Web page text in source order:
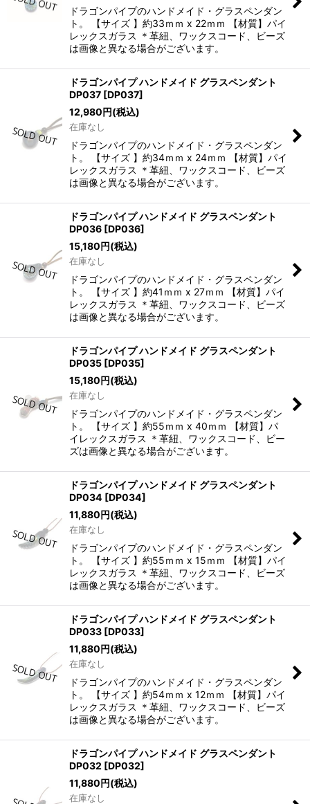
ドラゴンパイプのハンドメイド・グラスペンダン
ト。 【サイズ 】約33ｍｍ x 22ｍｍ 【材質】パイ
レックスガラス ＊革紐、ワックスコード、ビーズ
は画像と異なる場合がございます。
ドラゴンパイプ ハンドメイド グラスペンダント
DP037 [DP037]
12,980円(税込)
在庫なし
ドラゴンパイプのハンドメイド・グラスペンダン
ト。 【サイズ 】約34ｍｍ x 24ｍｍ 【材質】パイ
レックスガラス ＊革紐、ワックスコード、ビーズ
は画像と異なる場合がございます。
ドラゴンパイプ ハンドメイド グラスペンダント
DP036 [DP036]
15,180円(税込)
在庫なし
ドラゴンパイプのハンドメイド・グラスペンダン
ト。 【サイズ 】約41ｍｍ x 27ｍｍ 【材質】パイ
レックスガラス ＊革紐、ワックスコード、ビーズ
は画像と異なる場合がございます。
ドラゴンパイプ ハンドメイド グラスペンダント
DP035 [DP035]
15,180円(税込)
在庫なし
ドラゴンパイプのハンドメイド・グラスペンダン
ト。 【サイズ 】約55ｍｍ x 40ｍｍ 【材質】パ
イレックスガラス ＊革紐、ワックスコード、ビー
ズは画像と異なる場合がございます。
ドラゴンパイプ ハンドメイド グラスペンダント
DP034 [DP034]
11,880円(税込)
在庫なし
ドラゴンパイプのハンドメイド・グラスペンダン
ト。 【サイズ 】約55ｍｍ x 15ｍｍ 【材質】パイ
レックスガラス ＊革紐、ワックスコード、ビーズ
は画像と異なる場合がございます。
ドラゴンパイプ ハンドメイド グラスペンダント
DP033 [DP033]
11,880円(税込)
在庫なし
ドラゴンパイプのハンドメイド・グラスペンダン
ト。 【サイズ 】約54ｍｍ x 12ｍｍ 【材質】パイ
レックスガラス ＊革紐、ワックスコード、ビーズ
は画像と異なる場合がございます。
ドラゴンパイプ ハンドメイド グラスペンダント
DP032 [DP032]
11,880円(税込)
在庫なし